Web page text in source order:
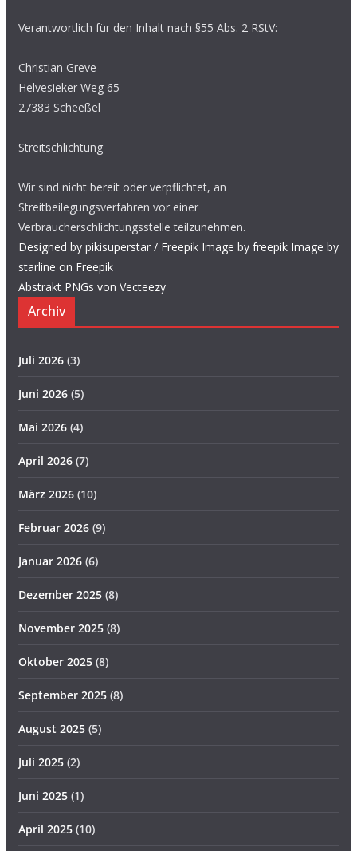
Verantwortlich für den Inhalt nach §55 Abs. 2 RStV:
Christian Greve
Helvesieker Weg 65
27383 Scheeßel
Streitschlichtung
Wir sind nicht bereit oder verpflichtet, an
Streitbeilegungsverfahren vor einer
Verbraucherschlichtungsstelle teilzunehmen.
Designed by pikisuperstar / Freepik Image by freepik Image by
starline on Freepik
Abstrakt PNGs von Vecteezy
Archiv
Juli 2026(3)
Juni 2026(5)
Mai 2026(4)
April 2026(7)
März 2026(10)
Februar 2026(9)
Januar 2026(6)
Dezember 2025(8)
November 2025(8)
Oktober 2025(8)
September 2025(8)
August 2025(5)
Juli 2025(2)
Juni 2025(1)
April 2025(10)